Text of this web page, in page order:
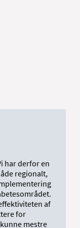
har derfor en
regionalt,
af
for
mestre